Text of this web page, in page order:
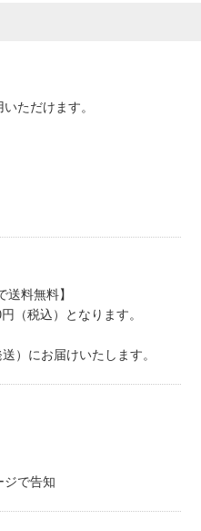
ただけます。
送料無料】
（税込）となります。
）にお届けいたします。
で告知